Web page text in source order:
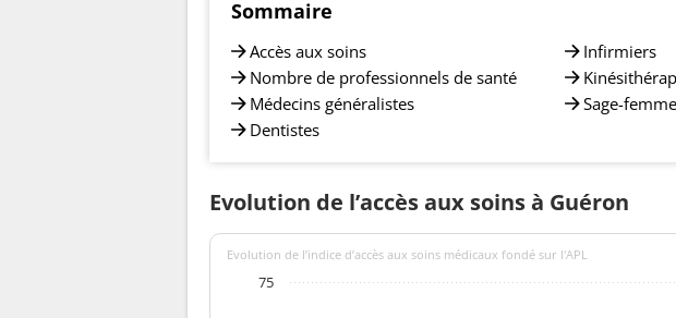
Sommaire
Accès aux soins
Nombre de professionnels de santé
Médecins généralistes
Dentistes
Infirmiers
Sage-
Evolution de l’accès aux soins à Guéron
Evolution de l’indice d’accès aux soins médicaux fondé sur l'APL
75